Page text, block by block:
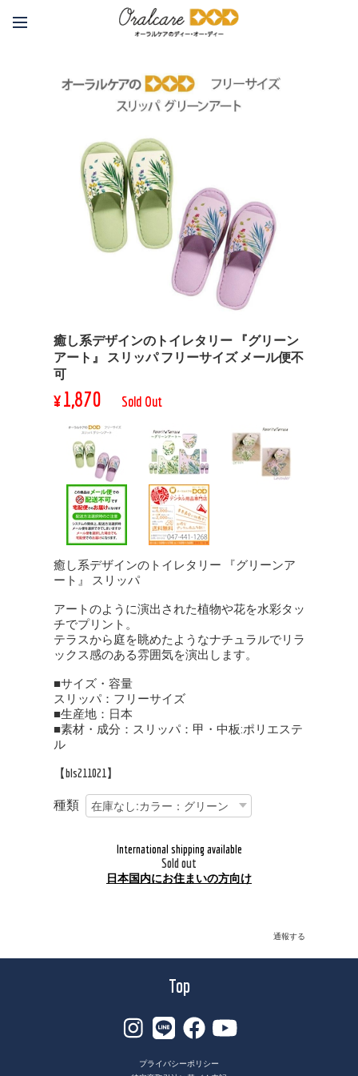
癒し系デザインのトイレタリー 『グリーン
アート』 スリッパ フリーサイズ メール便不
可
¥1,870 Sold Out
癒し系デザインのトイレタリー 『グリーンア
ート』 スリッパ
アートのように演出された植物や花を水彩タッ
チでプリント。
テラスから庭を眺めたようなナチュラルでリラ
ックス感のある雰囲気を演出します。
■サイズ・容量
スリッパ：フリーサイズ
■生産地：日本
■素材・成分：スリッパ：甲・中板:ポリエステ
ル
【bls211021】
種類
International shipping available
Sold out
日本国内にお住まいの方向け
通報する
Top
プライバシーポリシー